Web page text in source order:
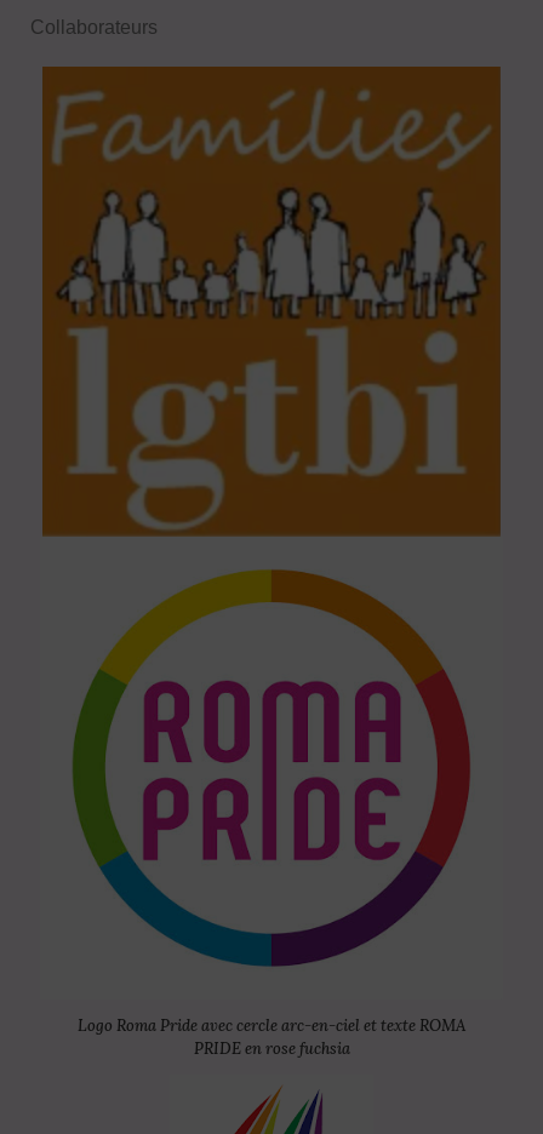
Collaborateurs
Logo Roma Pride avec cercle arc-en-ciel et texte ROMA
PRIDE en rose fuchsia